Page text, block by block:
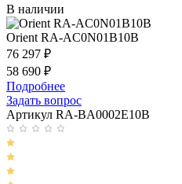
В наличии
Orient RA-AC0N01B10B
76 297 ₽
58 690 ₽
Подробнее
Задать вопрос
Артикул RA-BA0002E10B